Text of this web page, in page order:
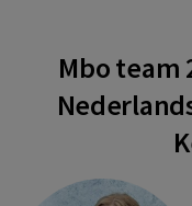
Mbo team